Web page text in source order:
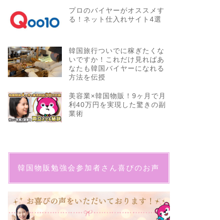
プロのバイヤーがオススメす
る！ネット仕入れサイト4選
韓国旅行ついでに稼ぎたくな
いですか！これだけ見ればあ
なたも韓国バイヤーになれる
方法を伝授
美容業×韓国物販！9ヶ月で月
利40万円を実現した驚きの副
業術
韓国物販勉強会参加者さん喜びのお声